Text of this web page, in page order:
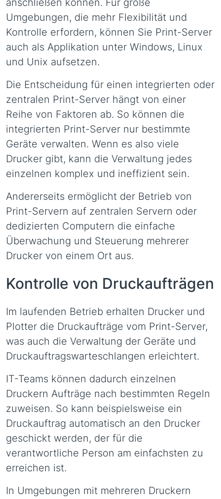
anschließen können. Für große
Umgebungen, die mehr Flexibilität und
Kontrolle erfordern, können Sie Print-Server
auch als Applikation unter Windows, Linux
und Unix aufsetzen.
Die Entscheidung für einen integrierten oder
zentralen Print-Server hängt von einer
Reihe von Faktoren ab. So können die
integrierten Print-Server nur bestimmte
Geräte verwalten. Wenn es also viele
Drucker gibt, kann die Verwaltung jedes
einzelnen komplex und ineffizient sein.
Andererseits ermöglicht der Betrieb von
Print-Servern auf zentralen Servern oder
dedizierten Computern die einfache
Überwachung und Steuerung mehrerer
Drucker von einem Ort aus.
Kontrolle von Druckaufträgen
Im laufenden Betrieb erhalten Drucker und
Plotter die Druckaufträge vom Print-Server,
was auch die Verwaltung der Geräte und
Druckauftragswarteschlangen erleichtert.
IT-Teams können dadurch einzelnen
Druckern Aufträge nach bestimmten Regeln
zuweisen. So kann beispielsweise ein
Druckauftrag automatisch an den Drucker
geschickt werden, der für die
verantwortliche Person am einfachsten zu
erreichen ist.
In Umgebungen mit mehreren Druckern